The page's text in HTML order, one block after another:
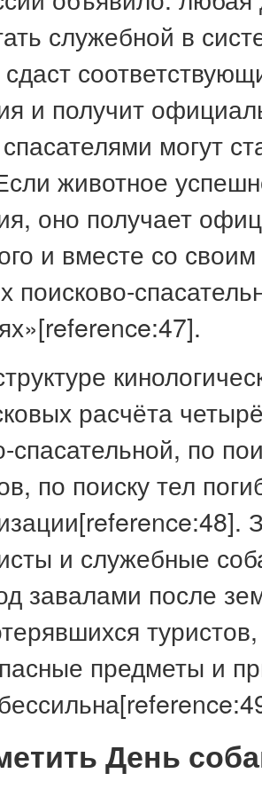
служебной в
и получит
могут
животное
оно получает
и вместе со
поисково-
расчёта
спасательной, по
по поиску тел
и служебные
завалами после
предметы и
День